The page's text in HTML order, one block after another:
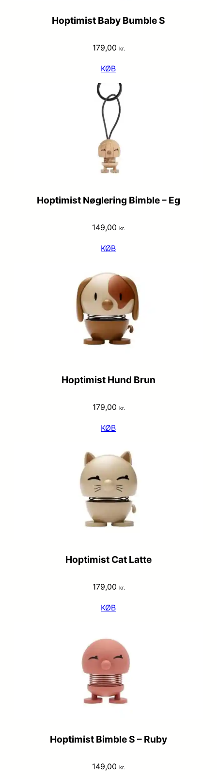
Hoptimist Baby Bumble S
179,00 kr.
KØB
Hoptimist Nøglering Bimble – Eg
149,00 kr.
KØB
Hoptimist Hund Brun
179,00 kr.
KØB
Hoptimist Cat Latte
179,00 kr.
KØB
Hoptimist Bimble S – Ruby
149,00 kr.